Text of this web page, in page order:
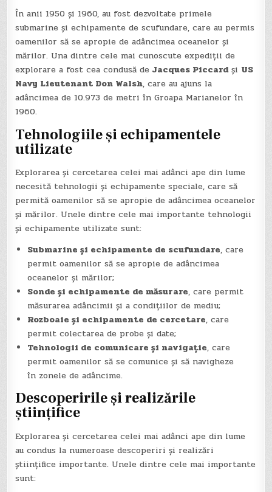
În anii 1950 și 1960, au fost dezvoltate primele
submarine și echipamente de scufundare, care au permis
oamenilor să se apropie de adâncimea oceanelor și
mărilor. Una dintre cele mai cunoscute expediții de
explorare a fost cea condusă deJacques Piccardși US
Navy Lieutenant Don Walsh, care au ajuns la
adâncimea de 10.973 de metri în Groapa Marianelor în
1960.
Tehnologiile și echipamentele
utilizate
Explorarea și cercetarea celei mai adânci ape din lume
necesită tehnologii și echipamente speciale, care să
permită oamenilor să se apropie de adâncimea oceanelor
și mărilor. Unele dintre cele mai importante tehnologii
și echipamente utilizate sunt:
Submarine și echipamente de scufundare, care
permit oamenilor să se apropie de adâncimea
oceanelor și mărilor;
Sonde și echipamente de măsurare, care permit
măsurarea adâncimii și a condițiilor de mediu;
Rozboaie și echipamente de cercetare, care
permit colectarea de probe și date;
Tehnologii de comunicare și navigație, care
permit oamenilor să se comunice și să navigheze
în zonele de adâncime.
Descoperirile și realizările
științifice
Explorarea și cercetarea celei mai adânci ape din lume
au condus la numeroase descoperiri și realizări
științifice importante. Unele dintre cele mai importante
sunt: